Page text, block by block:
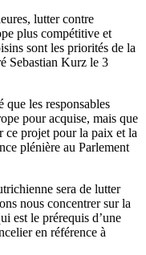
lutter contre
plus compétitive et
sont les priorités de la
Sebastian Kurz le 3
que les responsables
pour acquise, mais que
ce projet pour la paix et la
plénière au Parlement
sera de lutter
nous concentrer sur la
est le prérequis d’une
en référence à